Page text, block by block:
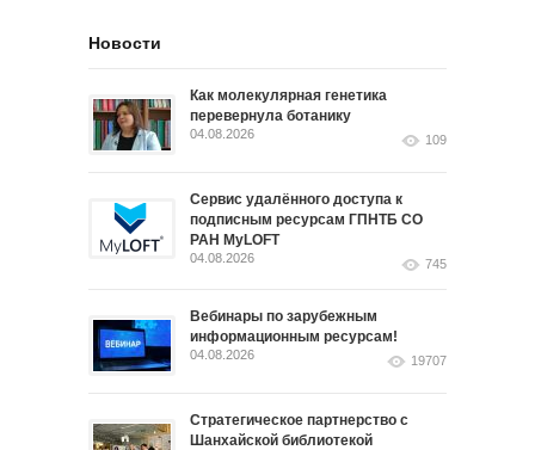
Новости
Как молекулярная генетика
перевернула ботанику
04.08.2026 109
Сервис удалённого доступа к
подписным ресурсам ГПНТБ СО
РАН MyLOFT
04.08.2026 745
Вебинары по зарубежным
информационным ресурсам!
04.08.2026 19707
Стратегическое партнерство с
Шанхайской библиотекой